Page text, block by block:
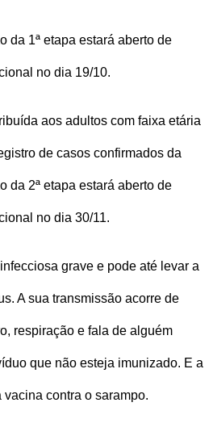
da 1ª etapa estará aberto de
no dia 19/10.
aos adultos com faixa etária
de casos confirmados da
da 2ª etapa estará aberto de
no dia 30/11.
grave e pode até levar a
A sua transmissão acorre de
respiração e fala de alguém
que não esteja imunizado. E a
contra o sarampo.